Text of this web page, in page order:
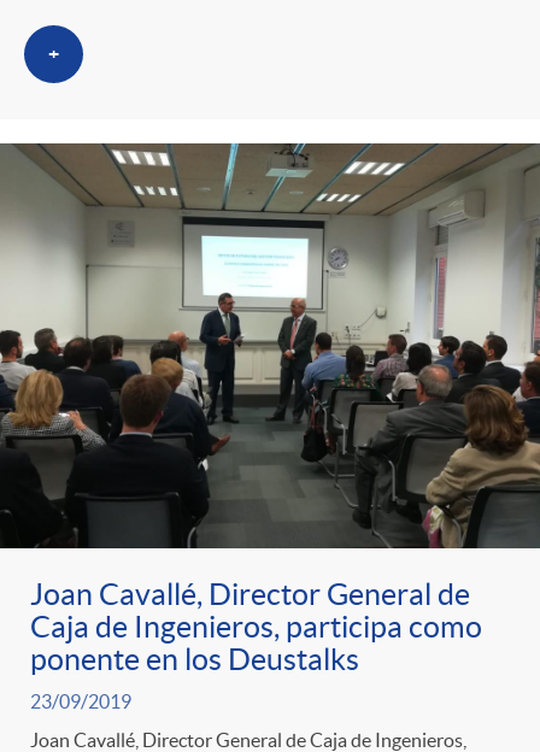
+
Joan Cavallé, Director General de
Caja de Ingenieros, participa como
ponente en los Deustalks
23/09/2019
Joan Cavallé, Director General de Caja de Ingenieros,